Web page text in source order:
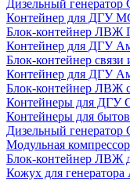
Дизельный
Контейнер для ДГУ
Блок-контейнер ЛВЖ
Контейнер для ДГУ
Блок-контейнер связи
Контейнер для ДГУ
Блок-контейнер ЛВЖ
Контейнеры для
Контейнеры для
Дизельный
Модульная
Блок-контейнер ЛВЖ
Кожух для генератора